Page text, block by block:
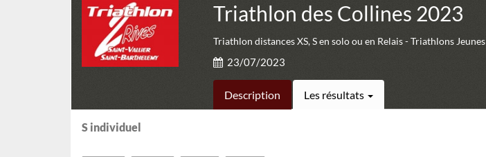
Triathlon des Collines 2023
Triathlon distances XS, S en solo ou en Relais - Triathlons Jeunes
23/07/2023
Description Les résultats
S individuel